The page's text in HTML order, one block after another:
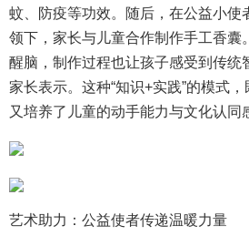
蚊、防疫等功效。随后，在公益小使
领下，家长与儿童合作制作手工香囊
醒脑，制作过程也让孩子感受到传统
家长表示。这种“知识+实践”的模式，
又培养了儿童的动手能力与文化认同
艺术助力：公益使者传递温暖力量